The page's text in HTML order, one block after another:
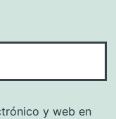
y web en